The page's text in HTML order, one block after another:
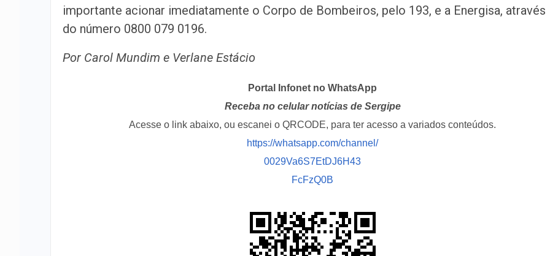
importante acionar imediatamente o Corpo de Bombeiros, pelo 193, e a Energisa, através
do número 0800 079 0196.
Por Carol Mundim e Verlane Estácio
Portal Infonet no WhatsApp
Receba no celular notícias de Sergipe
Acesse o link abaixo, ou escanei o QRCODE, para ter acesso a variados conteúdos.
https://whatsapp.com/channel/
0029Va6S7EtDJ6H43
FcFzQ0B